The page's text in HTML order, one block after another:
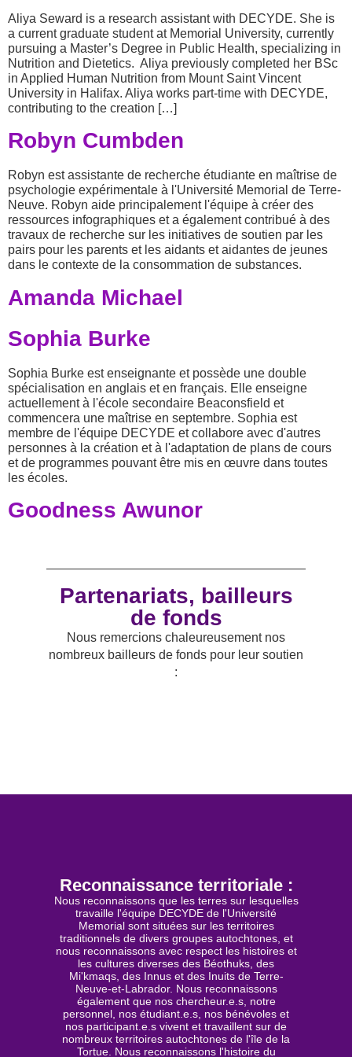
Aliya Seward is a research assistant with DECYDE. She is
a current graduate student at Memorial University, currently
pursuing a Master’s Degree in Public Health, specializing in
Nutrition and Dietetics. Aliya previously completed her BSc
in Applied Human Nutrition from Mount Saint Vincent
University in Halifax. Aliya works part-time with DECYDE,
contributing to the creation […]
Robyn Cumbden
Robyn est assistante de recherche étudiante en maîtrise de
psychologie expérimentale à l'Université Memorial de Terre-
Neuve. Robyn aide principalement l'équipe à créer des
ressources infographiques et a également contribué à des
travaux de recherche sur les initiatives de soutien par les
pairs pour les parents et les aidants et aidantes de jeunes
dans le contexte de la consommation de substances.
Amanda Michael
Sophia Burke
Sophia Burke est enseignante et possède une double
spécialisation en anglais et en français. Elle enseigne
actuellement à l'école secondaire Beaconsfield et
commencera une maîtrise en septembre. Sophia est
membre de l'équipe DECYDE et collabore avec d'autres
personnes à la création et à l'adaptation de plans de cours
et de programmes pouvant être mis en œuvre dans toutes
les écoles.
Goodness Awunor
Partenariats, bailleurs
de fonds
Nous remercions chaleureusement nos
nombreux bailleurs de fonds pour leur soutien
:
Reconnaissance territoriale :
Nous reconnaissons que les terres sur lesquelles
travaille l'équipe DECYDE de l'Université
Memorial sont situées sur les territoires
traditionnels de divers groupes autochtones, et
nous reconnaissons avec respect les histoires et
les cultures diverses des Béothuks, des
Mi'kmaqs, des Innus et des Inuits de Terre-
Neuve-et-Labrador. Nous reconnaissons
également que nos chercheur.e.s, notre
personnel, nos étudiant.e.s, nos bénévoles et
nos participant.e.s vivent et travaillent sur de
nombreux territoires autochtones de l'île de la
Tortue. Nous reconnaissons l'histoire du